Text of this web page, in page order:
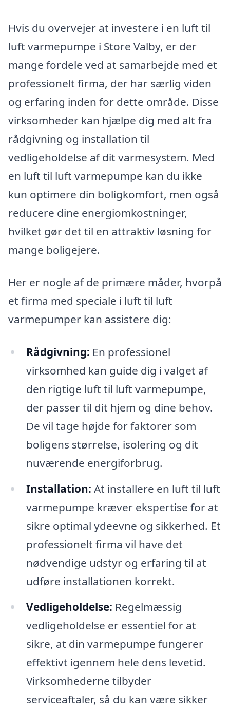
Hvis du overvejer at investere i en luft til
luft varmepumpe i Store Valby, er der
mange fordele ved at samarbejde med et
professionelt firma, der har særlig viden
og erfaring inden for dette område. Disse
virksomheder kan hjælpe dig med alt fra
rådgivning og installation til
vedligeholdelse af dit varmesystem. Med
en luft til luft varmepumpe kan du ikke
kun optimere din boligkomfort, men også
reducere dine energiomkostninger,
hvilket gør det til en attraktiv løsning for
mange boligejere.
Her er nogle af de primære måder, hvorpå
et firma med speciale i luft til luft
varmepumper kan assistere dig:
Rådgivning: En professionel
virksomhed kan guide dig i valget af
den rigtige luft til luft varmepumpe,
der passer til dit hjem og dine behov.
De vil tage højde for faktorer som
boligens størrelse, isolering og dit
nuværende energiforbrug.
Installation: At installere en luft til luft
varmepumpe kræver ekspertise for at
sikre optimal ydeevne og sikkerhed. Et
professionelt firma vil have det
nødvendige udstyr og erfaring til at
udføre installationen korrekt.
Vedligeholdelse: Regelmæssig
vedligeholdelse er essentiel for at
sikre, at din varmepumpe fungerer
effektivt igennem hele dens levetid.
Virksomhederne tilbyder
serviceaftaler, så du kan være sikker